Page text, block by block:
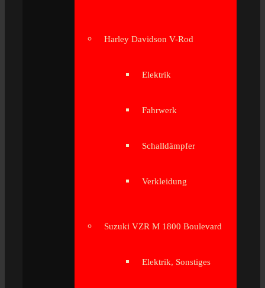
Harley Davidson V-Rod
Elektrik
Fahrwerk
Schalldämpfer
Verkleidung
Suzuki VZR M 1800 Boulevard
Elektrik, Sonstiges